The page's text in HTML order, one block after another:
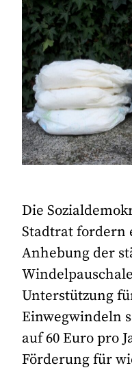
Die
Stadtrat fordern
Anhebung der
Unterstützung
Einwegwindeln
auf 60 Euro pro
Förderung für